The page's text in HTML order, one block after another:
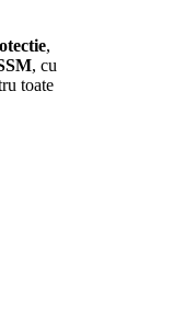
,
, cu
toate